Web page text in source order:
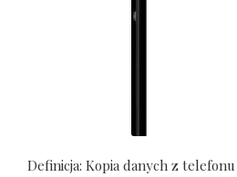
Definicja: Kopia danych z